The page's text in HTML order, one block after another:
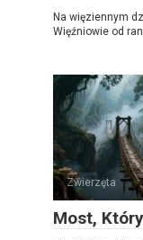
Na więziennym
Więźniowie od
Zwierzęta
Most,